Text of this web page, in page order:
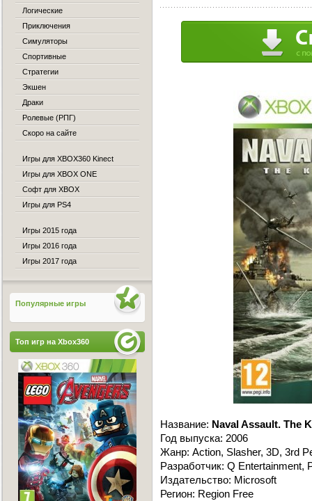
Название: Naval Assault. The
Год выпуска: 2006
Жанр: Action, Slasher, 3D, 3rd
Разработчик: Q Entertainment,
Издательство: Microsoft
Регион: Region Free
Логические
Приключения
Симуляторы
Спортивные
Стратегии
Экшен
Драки
Ролевые (РПГ)
Скоро на сайте
Игры для XBOX360 Kinect
Игры для XBOX ONE
Софт для XBOX
Игры для PS4
Игры 2015 года
Игры 2016 года
Игры 2017 года
Популярные игры
Топ игр на Xbox360